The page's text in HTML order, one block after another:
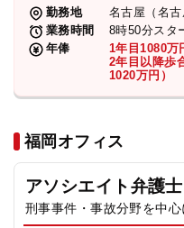
勤務地
名古屋（名古
業務時間
8時50分スタ
年俸
1年目1080万
2年目以降歩
1020万円）
福岡オフィス
アソシエイト弁護士
刑事事件・事故分野を中心